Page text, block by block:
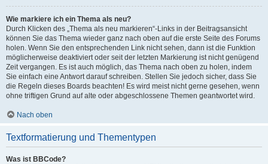
Wie markiere ich ein Thema als neu?
Durch Klicken des „Thema als neu markieren“-Links in der Beitragsansicht
können Sie das Thema wieder ganz nach oben auf die erste Seite des Forums
holen. Wenn Sie den entsprechenden Link nicht sehen, dann ist die Funktion
möglicherweise deaktiviert oder seit der letzten Markierung ist nicht genügend
Zeit vergangen. Es ist auch möglich, das Thema nach oben zu holen, indem
Sie einfach eine Antwort darauf schreiben. Stellen Sie jedoch sicher, dass Sie
die Regeln dieses Boards beachten! Es wird meist nicht gerne gesehen, wenn
ohne triftigen Grund auf alte oder abgeschlossene Themen geantwortet wird.
Nach oben
Textformatierung und Thementypen
Was ist BBCode?